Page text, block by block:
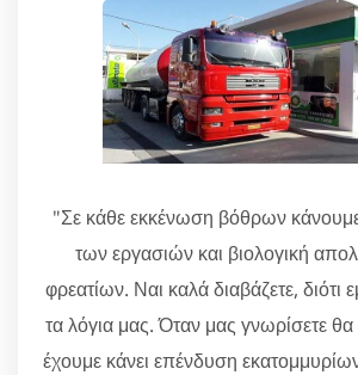
"Σε κάθε εκκένωση βόθρων
των εργασιών και βιολογική
φρεατίων. Ναι καλά διαβάζετε, διότι
τα λόγια μας. Όταν μας γνωρίσετε θα
έχουμε κάνει επένδυση